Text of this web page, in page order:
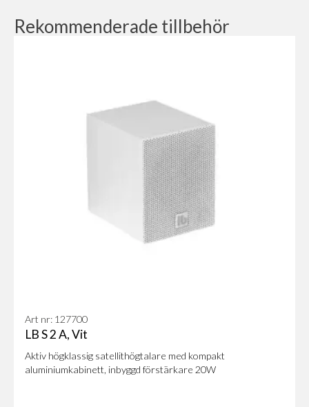
Rekommenderade tillbehör
Art nr: 127700
LB S 2 A, Vit
Aktiv högklassig satellithögtalare med kompakt
aluminiumkabinett, inbyggd förstärkare 20W